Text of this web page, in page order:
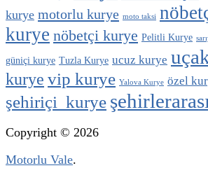
kurye motorlu kurye moto taksi
kurye nöbetçi kurye Pelitli Kurye
güniçi kurye Tuzla Kurye ucuz kurye
kurye vip kurye Yalova Kurye özel
şehiriçi kurye
Copyright © 2026
Motorlu Vale.